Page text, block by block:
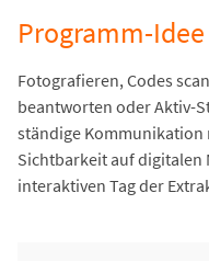
Programm-Idee
Fotografieren, Codes
beantworten oder Aktiv-
ständige Kommunikation
Sichtbarkeit auf digitalen
interaktiven Tag der